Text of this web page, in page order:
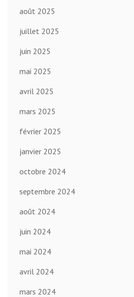
août 2025
juillet 2025
juin 2025
mai 2025
avril 2025
mars 2025
février 2025
janvier 2025
octobre 2024
septembre 2024
août 2024
juin 2024
mai 2024
avril 2024
mars 2024